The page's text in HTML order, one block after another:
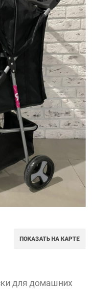
ПОКАЗАТЬ НА КАРТЕ
для домашних